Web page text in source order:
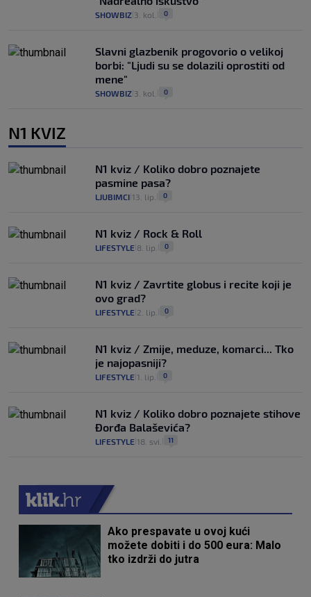
SHOWBIZ 3. kol. 0
Slavni glazbenik progovorio o velikoj
borbi: "Ljudi su se dolazili oprostiti od
mene"
SHOWBIZ 3. kol. 0
N1 KVIZ
N1 kviz / Koliko dobro poznajete
pasmine pasa?
LJUBIMCI 13. lip. 0
N1 kviz / Rock & Roll
LIFESTYLE 8. lip. 0
N1 kviz / Zavrtite globus i recite koji je
ovo grad?
LIFESTYLE 2. lip. 0
N1 kviz / Zmije, meduze, komarci... Tko
je najopasniji?
LIFESTYLE 1. lip. 0
N1 kviz / Koliko dobro poznajete stihove
Đorđa Balaševića?
LIFESTYLE 18. svi. 11
Ako prespavate u ovoj kući
možete dobiti i do 500 eura: Malo
tko izdrži do jutra